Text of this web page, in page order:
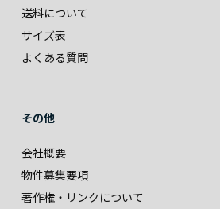
送料について
サイズ表
よくある質問
その他
会社概要
物件募集要項
著作権・リンクについて